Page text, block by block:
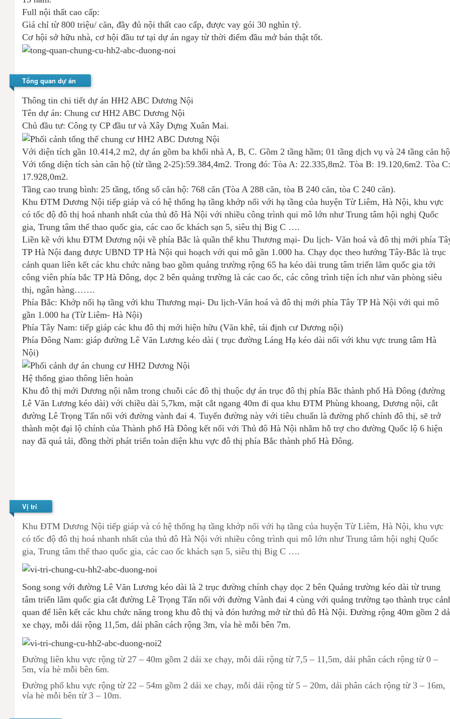
Full nội thất cao cấp:
Giá chỉ từ 800 triệu/ căn, đầy đủ nội thất cao cấp, được vay gói 30 nghìn tỷ.
Cơ hội sở hữu nhà, cơ hội đầu tư tại dự án ngay từ thời điểm đầu mở bán thật tốt.
Tổng quan dự án
Thông tin chi tiết dự án HH2 ABC Dương Nội
Tên dự án: Chung cư HH2 ABC Dương Nội
Chủ đầu tư: Công ty CP đầu tư và Xây Dựng Xuân Mai.
Với diện tích gần 10.414,2 m2, dự án gồm ba khối nhà A, B, C. Gồm 2 tầng hầm; 01 tầng dịch vụ và 24 tầng căn
Với tổng diện tích sàn căn hộ (từ tầng 2-25):59.384,4m2. Trong đó: Tòa A: 22.335,8m2. Tòa B: 19.120,6m2. Tòa
17.928,0m2.
Tầng cao trung bình: 25 tầng, tổng số căn hộ: 768 căn (Tòa A 288 căn, tòa B 240 căn, tòa C 240 căn).
Khu ĐTM Dương Nội tiếp giáp và có hệ thống hạ tầng khớp nối với hạ tầng của huyện Từ Liêm, Hà Nội, khu vực
có tốc độ đô thị hoá nhanh nhất của thủ đô Hà Nội với nhiều công trình qui mô lớn như Trung tâm hội nghị Quốc
gia, Trung tâm thể thao quốc gia, các cao ốc khách sạn 5, siêu thị Big C ….
Liền kề với khu ĐTM Dương nội về phía Bắc là quần thể khu Thương mại- Du lịch- Văn hoá và đô thị mới phía
TP Hà Nội đang được UBND TP Hà Nội qui hoạch với qui mô gần 1.000 ha. Chạy dọc theo hướng Tây-Bắc là trục
cảnh quan liên kết các khu chức năng bao gồm quảng trường rộng 65 ha kéo dài trung tâm triển lãm quốc gia tới
công viên phía bắc TP Hà Đông, dọc 2 bên quảng trường là các cao ốc, các công trình tiện ích như văn phòng siêu
thị, ngân hàng…….
Phía Bắc: Khớp nối hạ tầng với khu Thương mại- Du lịch-Văn hoá và đô thị mới phía Tây TP Hà Nội với qui mô
gần 1.000 ha (Từ Liêm- Hà Nội)
Phía Tây Nam: tiếp giáp các khu đô thị mới hiện hữu (Văn khê, tái định cư Dương nội)
Phía Đông Nam: giáp đường Lê Văn Lương kéo dài ( trục đường Láng Hạ kéo dài nối với khu vực trung tâm Hà
Nội)
Hệ thống giao thông liên hoàn
Khu đô thị mới Dương nội nằm trong chuỗi các đô thị thuộc dự án trục đô thị phía Bắc thành phố Hà Đông (đường
Lê Văn Lương kéo dài) với chiều dài 5,7km, mặt cắt ngang 40m đi qua khu ĐTM Phùng khoang, Dương nội, cắt
đường Lê Trọng Tấn nối với đường vành đai 4. Tuyến đường này với tiêu chuẩn là đường phố chính đô thị, sẽ trở
thành một đại lộ chính của Thành phố Hà Đông kết nối với Thủ đô Hà Nội nhằm hỗ trợ cho đường Quốc lộ 6 hiện
nay đã quá tải, đồng thời phát triển toàn diện khu vực đô thị phía Bắc thành phố Hà Đông.
Vị trí
Khu ĐTM Dương Nội tiếp giáp và có hệ thống hạ tầng khớp nối với hạ tầng của huyện Từ Liêm, Hà Nội, khu vực
có tốc độ đô thị hoá nhanh nhất của thủ đô Hà Nội với nhiều công trình qui mô lớn như Trung tâm hội nghị Quốc
gia, Trung tâm thể thao quốc gia, các cao ốc khách sạn 5, siêu thị Big C ….
Song song với đường Lê Văn Lương kéo dài là 2 trục đường chính chạy dọc 2 bên Quảng trường kéo dài từ trung
tâm triển lãm quốc gia cắt đường Lê Trọng Tấn nối với đường Vành đai 4 cùng với quảng trường tạo thành trục
quan để liên kết các khu chức năng trong khu đô thị và đón hướng mở từ thủ đô Hà Nội. Đường rộng 40m gồm 2
xe chạy, mỗi dải rộng 11,5m, dải phân cách rộng 3m, vỉa hè mỗi bên 7m.
Đường liên khu vực rộng từ 27 – 40m gồm 2 dải xe chạy, mỗi dải rộng từ 7,5 – 11,5m, dải phân cách rộng từ 0 –
5m, vỉa hè mỗi bên 6m.
Đường phố khu vực rộng từ 22 – 54m gồm 2 dải xe chạy, mỗi dải rộng từ 5 – 20m, dải phân cách rộng từ 3 – 16m,
vỉa hè mỗi bên từ 3 – 10m.